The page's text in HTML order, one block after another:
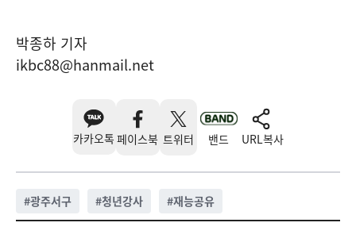
박종하 기자
ikbc88@hanmail.net
카카오톡 페이스북 트위터 밴드 URL복사
#광주서구 #청년강사 #재능공유